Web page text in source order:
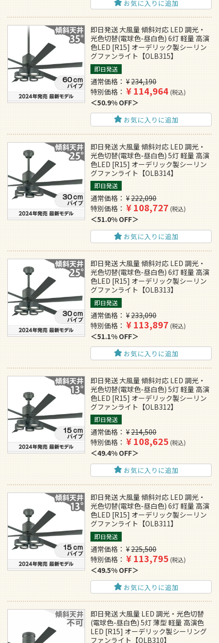
お気に入りに追加
即日発送 大風量 傾斜対応 LED 調光・
光色切替(電球色-昼白色) 6灯 軽量 高演
色LED [R15] オーデリック製シーリン
グファンライト【OLB315】
即日発送
通常価格 ¥234,190
特別価格
¥114,964 税込
50.9% OFF
お気に入りに追加
即日発送 大風量 傾斜対応 LED 調光・
光色切替(電球色-昼白色) 5灯 軽量 高演
色LED [R15] オーデリック製シーリン
グファンライト【OLB314】
即日発送
通常価格 ¥222,090
特別価格
¥108,727 税込
51.0% OFF
お気に入りに追加
即日発送 大風量 傾斜対応 LED 調光・
光色切替(電球色-昼白色) 6灯 軽量 高演
色LED [R15] オーデリック製シーリン
グファンライト【OLB313】
即日発送
通常価格 ¥233,090
特別価格
¥113,897 税込
51.1% OFF
お気に入りに追加
即日発送 大風量 傾斜対応 LED 調光・
光色切替(電球色-昼白色) 5灯 軽量 高演
色LED [R15] オーデリック製シーリン
グファンライト【OLB312】
即日発送
通常価格 ¥214,500
特別価格
¥108,625 税込
49.4% OFF
お気に入りに追加
即日発送 大風量 傾斜対応 LED 調光・
光色切替(電球色-昼白色) 6灯 軽量 高演
色LED [R15] オーデリック製シーリン
グファンライト【OLB311】
即日発送
通常価格 ¥225,500
特別価格
¥113,795 税込
49.5% OFF
お気に入りに追加
即日発送 大風量 LED 調光・光色切替
(電球色-昼白色) 5灯 薄型 軽量 高演色
LED [R15] オーデリック製シーリング
ファンライト【OLB310】